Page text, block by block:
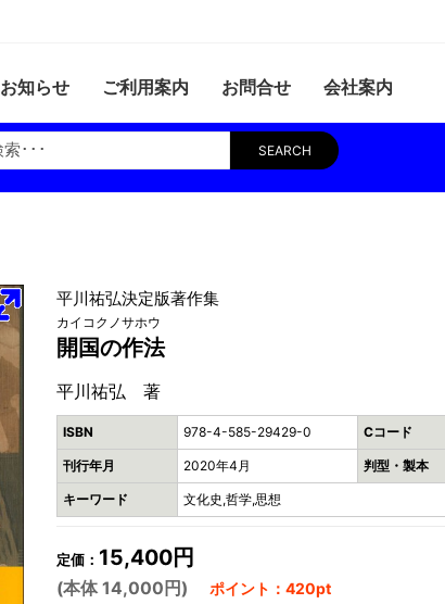
お知らせ ご利用案内 お問合せ 会社案内
SEARCH
平川祐弘決定版著作集
カイコクノサホウ
開国の作法
平川祐弘 著
ISBN 978-4-585-29429-0 Cコード
刊行年月 2020年4月 判型・製本
キーワード 文化史,哲学,思想
定価： 15,400円
(本体 14,000円) ポイント：420pt